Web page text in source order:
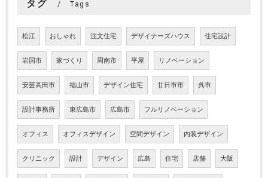
タグ Tags
松江 おしゃれ 注文住宅 デザイナーズハウス 住宅設計
岩国市 家づくり 周南市 平屋 リノベーション
安芸高田市 福山市 デザイン住宅 廿日市市 呉市
設計事務所 東広島市 広島市 フルリノベーション
オフィス オフィスデザイン 空間デザイン 内装デザイン
クリニック 設計 デザイン 広島 住宅 店舗 大阪